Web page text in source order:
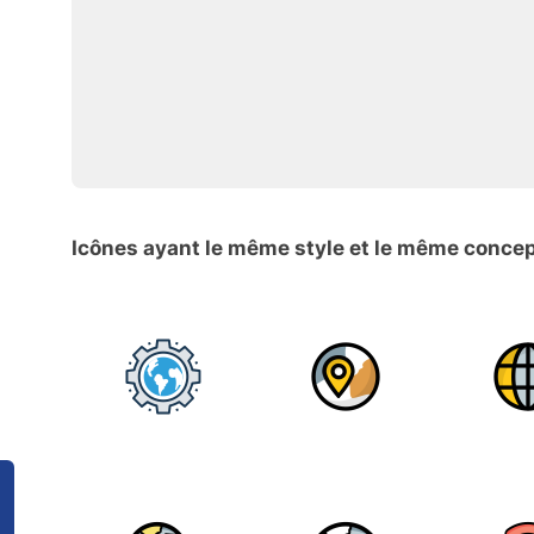
Icônes ayant le même style et le même